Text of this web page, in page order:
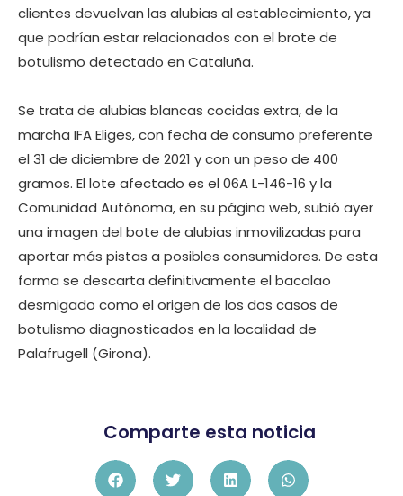
clientes devuelvan las alubias al establecimiento, ya
que podrían estar relacionados con el brote de
botulismo detectado en Cataluña.
Se trata de alubias blancas cocidas extra, de la
marcha IFA Eliges, con fecha de consumo preferente
el 31 de diciembre de 2021 y con un peso de 400
gramos. El lote afectado es el 06A L-146-16 y la
Comunidad Autónoma, en su página web, subió ayer
una imagen del bote de alubias inmovilizadas para
aportar más pistas a posibles consumidores. De esta
forma se descarta definitivamente el bacalao
desmigado como el origen de los dos casos de
botulismo diagnosticados en la localidad de
Palafrugell (Girona).
Comparte esta noticia